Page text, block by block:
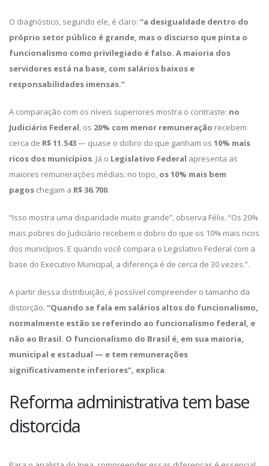
O diagnóstico, segundo ele, é claro: “a desigualdade dentro do
próprio setor público é grande, mas o discurso que pinta o
funcionalismo como privilegiado é falso. A maioria dos
servidores está na base, com salários baixos e
responsabilidades imensas.”
A comparação com os níveis superiores mostra o contraste: no
Judiciário Federal, os 20% com menor remuneração recebem
cerca de R$ 11.543— quase o dobro do que ganham os 10% mais
ricos dos municípios. Já o Legislativo Federal apresenta as
maiores remunerações médias: no topo, os 10% mais bem
pagos chegam a R$ 36.700.
“Isso mostra uma disparidade muito grande”, observa Félix. “Os 20%
mais pobres do Judiciário recebem o dobro do que os 10% mais ricos
dos municípios. E quando você compara o Legislativo Federal com a
base do Executivo Municipal, a diferença é de cerca de 30 vezes.”.
A partir dessa distribuição, é possível compreender o tamanho da
distorção. “Quando se fala em salários altos do funcionalismo,
normalmente estão se referindo ao funcionalismo federal, e
não ao Brasil. O funcionalismo do Brasil é, em sua maioria,
municipal e estadual — e tem remunerações
significativamente inferiores”, explica.
Reforma administrativa tem base
distorcida